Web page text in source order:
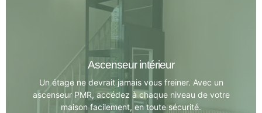
Rampes d’Accès
Découvrez comment une rampe bien pensée peut
transformer votre quotidien. Tous nos conseils et
solutions sont à portée de clic.
Voir les détails
Ascenseur intérieur
Un étage ne devrait jamais vous freiner. Avec un
ascenseur PMR, accédez à chaque niveau de votre
maison facilement, en toute sécurité.